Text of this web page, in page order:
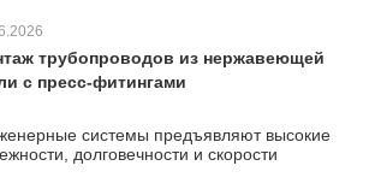
трубопроводов из нержавеющей
с пресс-фитингами
системы предъявляют высокие
долговечности и скорости